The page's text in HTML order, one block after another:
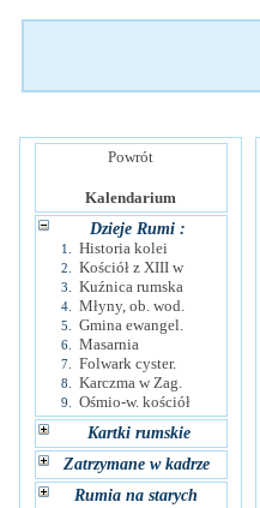
Powrót
Kalendarium
Dzieje Rumi :
1. Historia kolei
2. Kościół z XIII w
3. Kuźnica rumska
4. Młyny, ob. wod.
5. Gmina ewangel.
6. Masarnia
7. Folwark cyster.
8. Karczma w Zag.
9.
Ośmio-w. kościół
Kartki rumskie
Zatrzymane w kadrze
Rumia na starych